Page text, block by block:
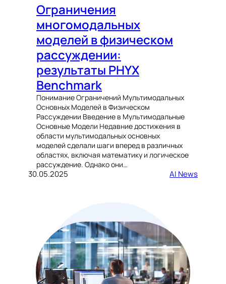
Ограничения
многомодальных
моделей в физическом
рассуждении:
результаты PHYX
Benchmark
Понимание Ограничений Мультимодальных
Основных Моделей в Физическом
Рассуждении Введение в Мультимодальные
Основные Модели Недавние достижения в
области мультимодальных основных
моделей сделали шаги вперед в различных
областях, включая математику и логическое
рассуждение. Однако они…
30.05.2025 AI News